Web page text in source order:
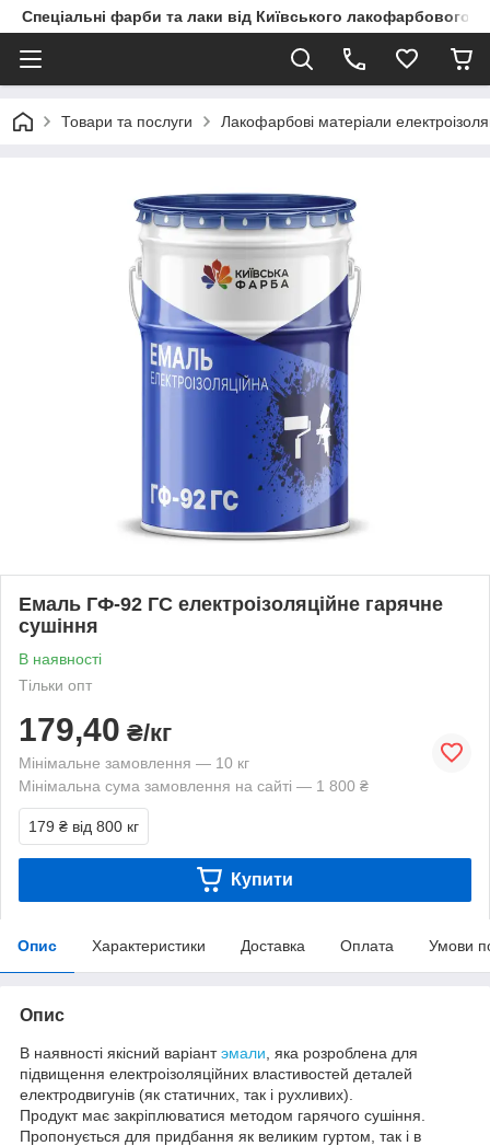
Спеціальні фарби та лаки від Київського
Товари та послуги Лакофарбові матеріали
Емаль ГФ-92 ГС електроізоляційне гарячне
сушіння
В наявності
Тільки опт
179,40 ₴/кг
Мінімальне замовлення — 10 кг
Мінімальна сума замовлення на сайті — 1 800 ₴
179 ₴ від 800 кг
Купити
Опис Характеристики Доставка Оплата Умови
Опис
В наявності якісний варіантэмали , яка розроблена для
підвищення електроізоляційних властивостей деталей
електродвигунів (як статичних, так і рухливих).
Продукт має закріплюватися методом гарячого сушіння.
Пропонується для придбання як великим гуртом, так і в